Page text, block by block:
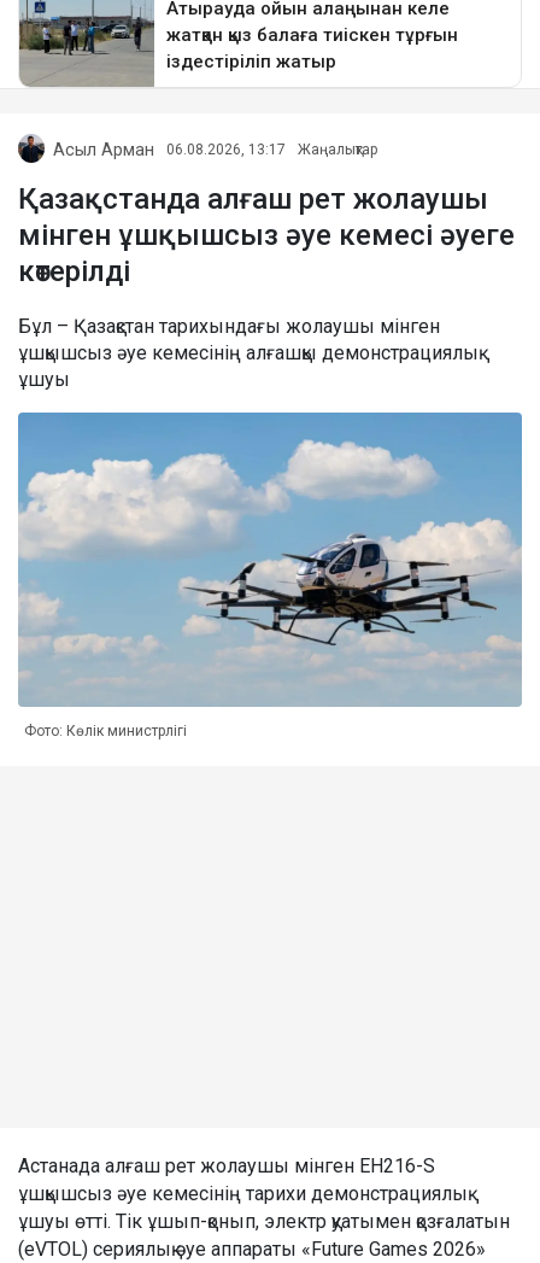
Асыл Арман 06.08.2026, 13:17 Жаңалықтар
Қазақстанда алғаш рет жолаушы
мінген ұшқышсыз әуе кемесі әуеге
көтерілді
Бұл – Қазақстан тарихындағы жолаушы мінген
ұшқышсыз әуе кемесінің алғашқы демонстрациялық
ұшуы
Фото: Көлік министрлігі
Астанада алғаш рет жолаушы мінген EH216-S
ұшқышсыз әуе кемесінің тарихи демонстрациялық
ұшуы өтті. Тік ұшып-қонып, электр қуатымен қозғалатын
(eVTOL) сериялық әуе аппараты «Future Games 2026»